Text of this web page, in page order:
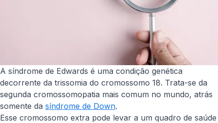
A síndrome de Edwards é uma condição genética
decorrente da trissomia do cromossomo 18. Trata-se da
segunda cromossomopatia mais comum no mundo, atrás
somente da síndrome de Down.
Esse cromossomo extra pode levar a um quadro de saúde